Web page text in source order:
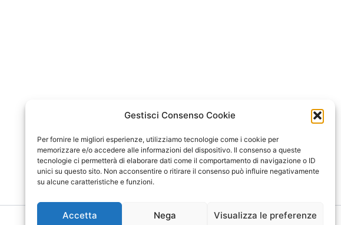
Gestisci Consenso Cookie
Per fornire le migliori esperienze, utilizziamo tecnologie come i cookie per
memorizzare e/o accedere alle informazioni del dispositivo. Il consenso a queste
tecnologie ci permetterà di elaborare dati come il comportamento di navigazione o ID
unici su questo sito. Non acconsentire o ritirare il consenso può influire negativamente
su alcune caratteristiche e funzioni.
Accetta Nega Visualizza le preferenze